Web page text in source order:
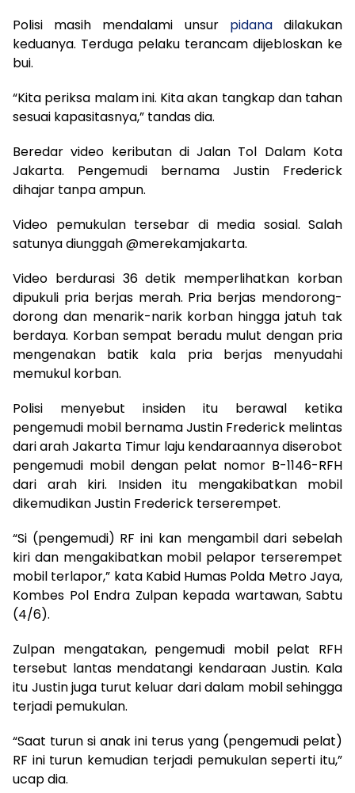
Polisi masih mendalami unsur pidanadilakukan
keduanya. Terduga pelaku terancam dijebloskan ke
bui.
“Kita periksa malam ini. Kita akan tangkap dan tahan
sesuai kapasitasnya,” tandas dia.
Beredar video keributan di Jalan Tol Dalam Kota
Jakarta. Pengemudi bernama Justin Frederick
dihajar tanpa ampun.
Video pemukulan tersebar di media sosial. Salah
satunya diunggah @merekamjakarta.
Video berdurasi 36 detik memperlihatkan korban
dipukuli pria berjas merah. Pria berjas mendorong-
dorong dan menarik-narik korban hingga jatuh tak
berdaya. Korban sempat beradu mulut dengan pria
mengenakan batik kala pria berjas menyudahi
memukul korban.
Polisi menyebut insiden itu berawal ketika
pengemudi mobil bernama Justin Frederick melintas
dari arah Jakarta Timur laju kendaraannya diserobot
pengemudi mobil dengan pelat nomor B-1146-RFH
dari arah kiri. Insiden itu mengakibatkan mobil
dikemudikan Justin Frederick terserempet.
“Si (pengemudi) RF ini kan mengambil dari sebelah
kiri dan mengakibatkan mobil pelapor terserempet
mobil terlapor,” kata Kabid Humas Polda Metro Jaya,
Kombes Pol Endra Zulpan kepada wartawan, Sabtu
(4/6).
Zulpan mengatakan, pengemudi mobil pelat RFH
tersebut lantas mendatangi kendaraan Justin. Kala
itu Justin juga turut keluar dari dalam mobil sehingga
terjadi pemukulan.
“Saat turun si anak ini terus yang (pengemudi pelat)
RF ini turun kemudian terjadi pemukulan seperti itu,”
ucap dia.